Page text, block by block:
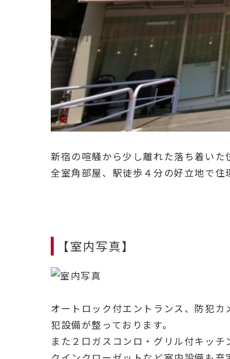
新宿の喧騒から少し離れた落ち着いた
全室角部屋、駅徒歩４分の好立地で住
【室内写真】
オートロック付エントランス、防犯
犯設備が整っております。
また２口ガスコンロ・グリル付キッ